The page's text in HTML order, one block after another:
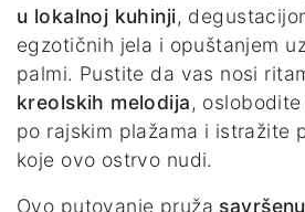
u lokalnoj kuhinji,
egzotičnih jela i opuštanjem
palmi. Pustite da vas nosi
kreolskih melodija,
po rajskim plažama i istražite
koje ovo ostrvo nudi.
Ovo putovanje pruža